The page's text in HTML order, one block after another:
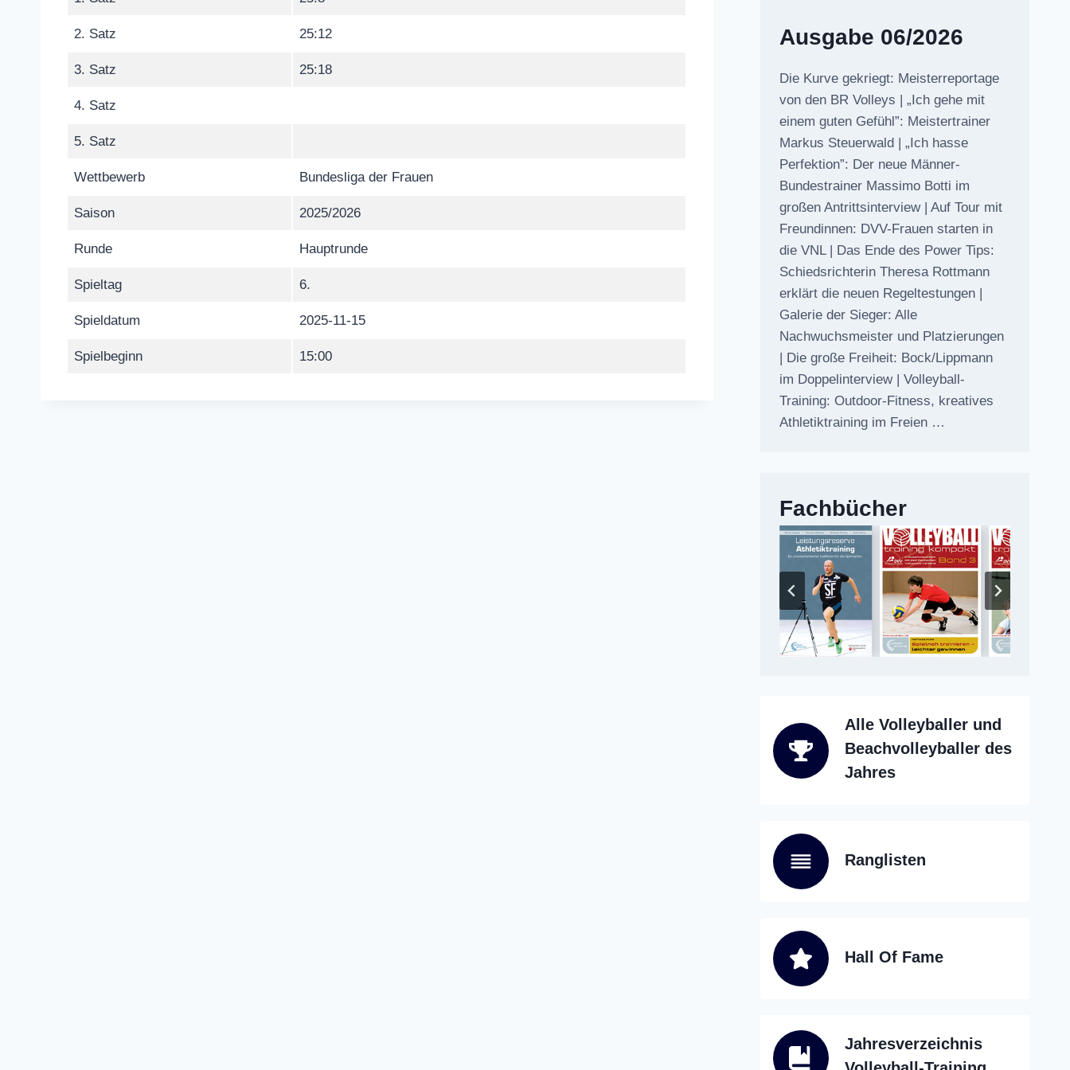
2. Satz 25:12
3. Satz 25:18
4. Satz
5. Satz
Wettbewerb Bundesliga der Frauen
Saison 2025/2026
Runde Hauptrunde
Spieltag 6.
Spieldatum 2025-11-15
Spielbeginn 15:00
Ausgabe 06/2026
Die Kurve gekriegt: Meisterreportage
von den BR Volleys | „Ich gehe mit
einem guten Gefühl”: Meistertrainer
Markus Steuerwald | „Ich hasse
Perfektion”: Der neue Männer-
Bundestrainer Massimo Botti im
großen Antrittsinterview | Auf Tour mit
Freundinnen: DVV-Frauen starten in
die VNL | Das Ende des Power Tips:
Schiedsrichterin Theresa Rottmann
erklärt die neuen Regeltestungen |
Galerie der Sieger: Alle
Nachwuchsmeister und Platzierungen
| Die große Freiheit: Bock/Lippmann
im Doppelinterview | Volleyball-
Training: Outdoor-Fitness, kreatives
Athletiktraining im Freien …
Fachbücher
Alle Volleyballer und
Beachvolleyballer des
Jahres
Ranglisten
Hall Of Fame
Jahresverzeichnis